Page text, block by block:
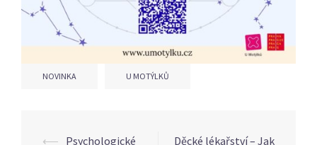
NOVINKA U MOTÝLKŮ
⟵ Psychologické
Děcké lékařství – Jak